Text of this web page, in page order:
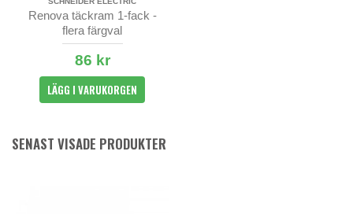
Renova täckram 1-fack -
flera färgval
86 kr
LÄGG I VARUKORGEN
SENAST VISADE PRODUKTER